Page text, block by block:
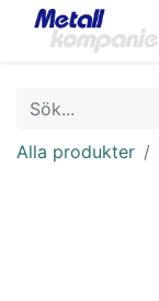
Alla produkter